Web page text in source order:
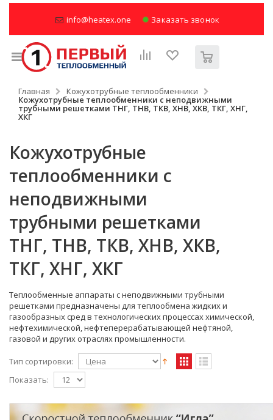
info@heatex.one Заказать звонок
Главная Кожухотрубные теплообменники
Кожухотрубные теплообменники с неподвижными
трубными решетками ТНГ, ТНВ, ТКВ, ХНВ, ХКВ, ТКГ, ХНГ,
ХКГ
Кожухотрубные
теплообменники с
неподвижными
трубными решетками
ТНГ, ТНВ, ТКВ, ХНВ, ХКВ,
ТКГ, ХНГ, ХКГ
Теплообменные аппараты с неподвижными трубными
решетками предназначены для теплообмена жидких и
газообразных сред в технологических процессах химической,
нефтехимической, нефтеперерабатывающей нефтяной,
газовой и других отраслях промышленности.
Тип сортировки:
Показать: